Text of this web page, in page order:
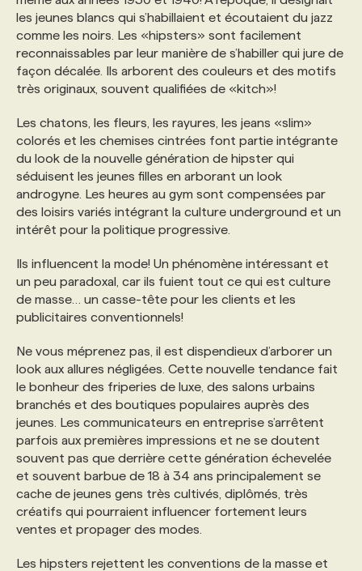
PROGRAMMES DE SUBVENTIONS
FAQ
les jeunes blancs qui s’habillaient et écoutaient du jazz
comme les noirs. Les «hipsters» sont facilement
reconnaissables par leur manière de s’habiller qui jure de
façon décalée. Ils arborent des couleurs et des motifs
très originaux, souvent qualifiées de «kitch»!
Les chatons, les fleurs, les rayures, les jeans «slim»
colorés et les chemises cintrées font partie intégrante
du look de la nouvelle génération de hipster qui
séduisent les jeunes filles en arborant un look
androgyne. Les heures au gym sont compensées par
des loisirs variés intégrant la culture underground et un
intérêt pour la politique progressive.
Ils influencent la mode! Un phénomène intéressant et
un peu paradoxal, car ils fuient tout ce qui est culture
de masse… un casse-tête pour les clients et les
publicitaires conventionnels!
Ne vous méprenez pas, il est dispendieux d’arborer un
look aux allures négligées. Cette nouvelle tendance fait
le bonheur des friperies de luxe, des salons urbains
branchés et des boutiques populaires auprès des
jeunes. Les communicateurs en entreprise s’arrêtent
parfois aux premières impressions et ne se doutent
souvent pas que derrière cette génération échevelée
et souvent barbue de 18 à 34 ans principalement se
cache de jeunes gens très cultivés, diplômés, très
créatifs qui pourraient influencer fortement leurs
ventes et propager des modes.
Les hipsters rejettent les conventions de la masse et